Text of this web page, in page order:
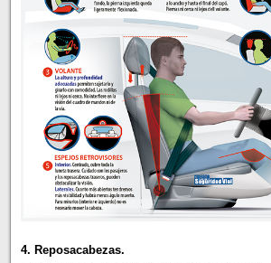
4. Reposacabezas.